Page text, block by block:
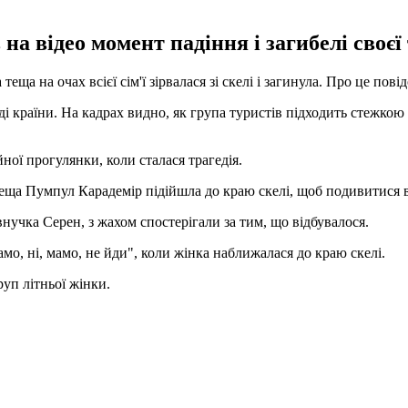
момент падіння і загибелі своєї
на очах всієї сім'ї зірвалася зі скелі і загинула. Про це
країни. На кадрах видно, як група туристів підходить
прогулянки, коли сталася трагедія.
Пумпул Карадемір підійшла до краю скелі, щоб подивитися
Серен, з жахом спостерігали за тим, що відбувалося.
ні, мамо, не йди", коли жінка наближалася до краю скелі.
літньої жінки.